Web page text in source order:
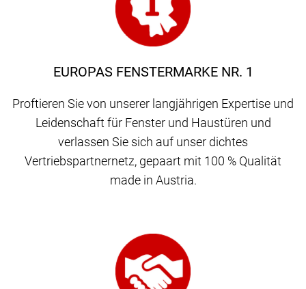
EUROPAS FENSTERMARKE NR. 1
Proftieren Sie von unserer langjährigen Expertise und
Leidenschaft für Fenster und Haustüren und
verlassen Sie sich auf unser dichtes
Vertriebspartnernetz, gepaart mit 100 % Qualität
made in Austria.